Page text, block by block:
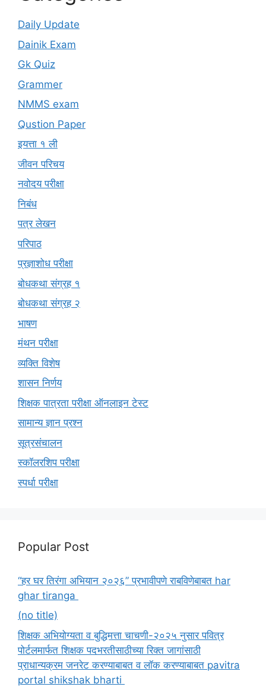
Daily Update
Dainik Exam
Gk Quiz
Grammer
NMMS exam
Qustion Paper
इयत्ता १ ली
जीवन परिचय
नवोदय परीक्षा
निबंध
पत्र लेखन
परिपाठ
प्रज्ञाशोध परीक्षा
बोधकथा संग्रह १
बोधकथा संग्रह २
भाषण
मंथन परीक्षा
व्यक्ति विशेष
शासन निर्णय
शिक्षक पात्रता परीक्षा ऑनलाइन टेस्ट
सामान्य ज्ञान प्रश्न
सूत्रसंचालन
स्कॉलरशिप परीक्षा
स्पर्धा परीक्षा
Popular Post
“हर घर तिरंगा अभियान २०२६” प्रभावीपणे राबविणेबाबत har
ghar tiranga
(no title)
शिक्षक अभियोग्यता व बुद्धिमत्ता चाचणी-२०२५ नुसार पवित्र
पोर्टलमार्फत शिक्षक पदभरतीसाठीच्या रिक्त जागांसाठी
प्राधान्यक्रम जनरेट करण्याबाबत व लॉक करण्याबाबत pavitra
portal shikshak bharti